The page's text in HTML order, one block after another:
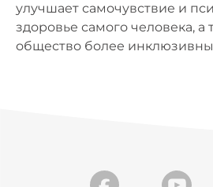
улучшает самочувствие и
здоровье самого человека, а
общество более